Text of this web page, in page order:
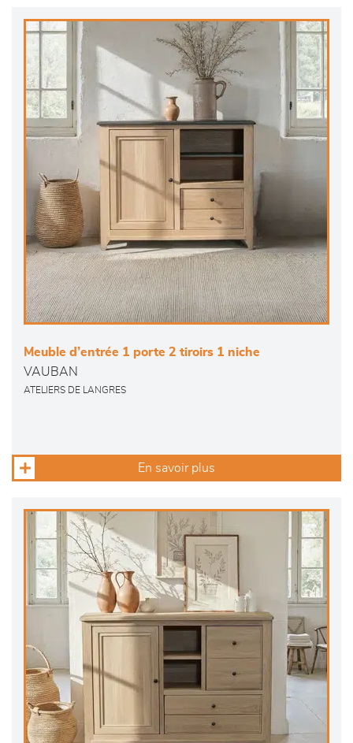
Meuble d’entrée 1 porte 2 tiroirs 1 niche
VAUBAN
ATELIERS DE LANGRES
En savoir plus